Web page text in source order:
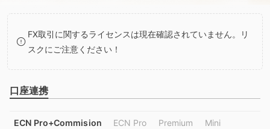
6
7
8
4
5
6
8
9
FX取引に関するライセンスは現在確認されていません。リ
スクにご注意ください！
口座連携
ECN Pro+Commision ECN Pro Premium Mini